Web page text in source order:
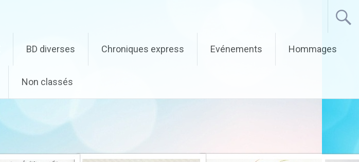
BD diverses Chroniques express Evénements Hommages
Non classés